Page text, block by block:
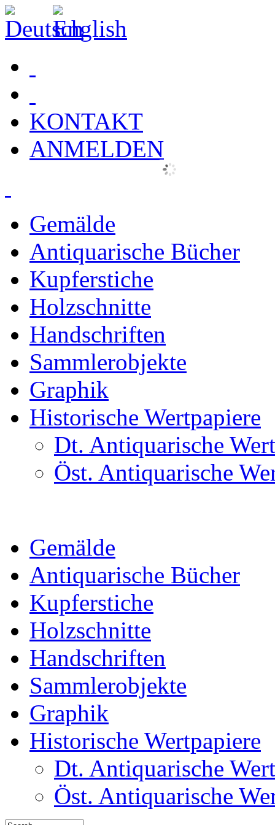
KONTAKT
ANMELDEN
Gemälde
Antiquarische Bücher
Kupferstiche
Holzschnitte
Handschriften
Sammlerobjekte
Graphik
Historische Wertpapiere
Dt. Antiquarische
Öst. Antiquarische
Gemälde
Antiquarische Bücher
Kupferstiche
Holzschnitte
Handschriften
Sammlerobjekte
Graphik
Historische Wertpapiere
Dt. Antiquarische
Öst. Antiquarische